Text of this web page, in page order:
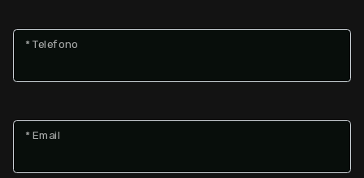
* Telefono
* Email